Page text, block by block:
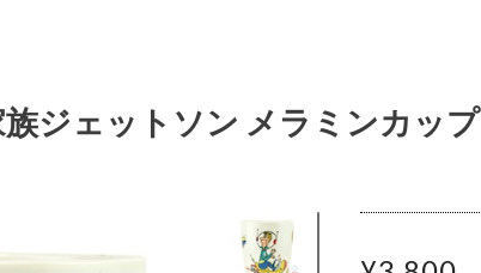
ジェットソン メラミンカップ